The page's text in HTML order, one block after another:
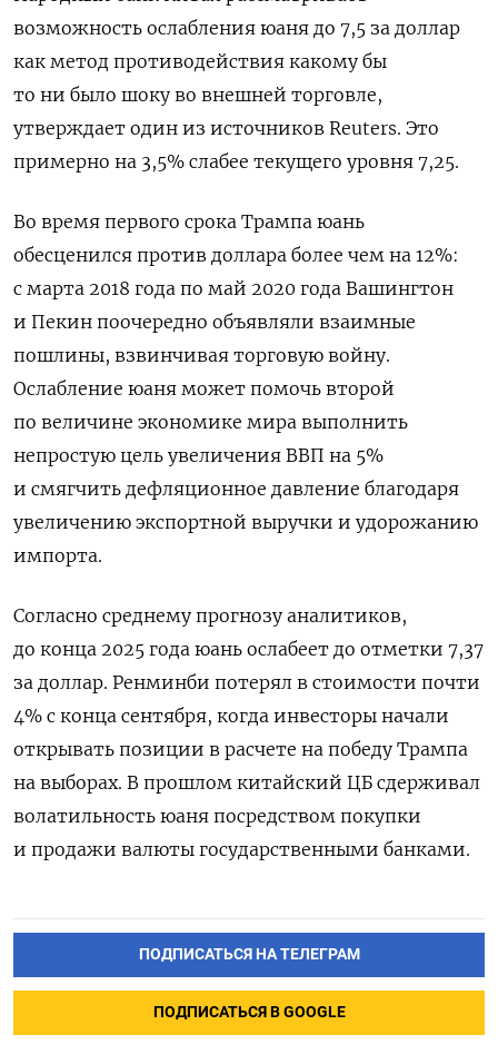
возможность ослабления юаня до 7,5 за доллар
как метод противодействия какому бы
то ни было шоку во внешней торговле,
утверждает один из источников Reuters. Это
примерно на 3,5% слабее текущего уровня 7,25.
Во время первого срока Трампа юань
обесценился против доллара более чем на 12%:
с марта 2018 года по май 2020 года Вашингтон
и Пекин поочередно объявляли взаимные
пошлины, взвинчивая торговую войну.
Ослабление юаня может помочь второй
по величине экономике мира выполнить
непростую цель увеличения ВВП на 5%
и смягчить дефляционное давление благодаря
увеличению экспортной выручки и удорожанию
импорта.
Согласно среднему прогнозу аналитиков,
до конца 2025 года юань ослабеет до отметки 7,37
за доллар. Ренминби потерял в стоимости почти
4% с конца сентября, когда инвесторы начали
открывать позиции в расчете на победу Трампа
на выборах. В прошлом китайский ЦБ сдерживал
волатильность юаня посредством покупки
и продажи валюты государственными банками.
ПОДПИСАТЬСЯ НА ТЕЛЕГРАМ
ПОДПИСАТЬСЯ В GOOGLE